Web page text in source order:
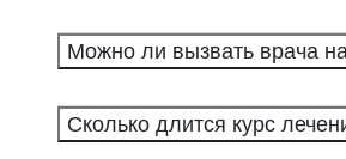
Можно ли вызвать врача
Сколько длится курс